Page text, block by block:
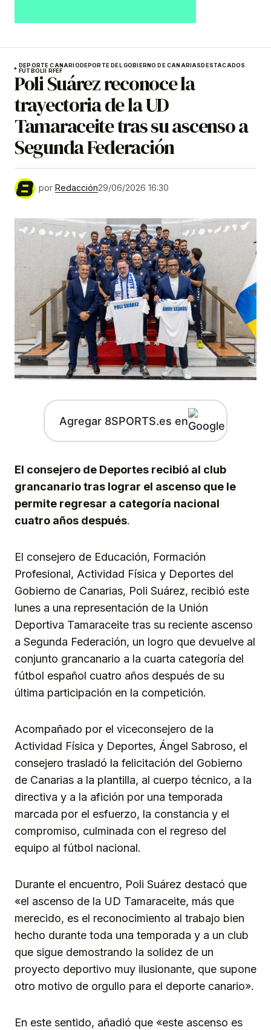
DEPORTE CANARIO DEPORTE DEL GOBIERNO DE CANARIAS DESTACADOS
FÚTBOL II RFEF
Poli Suárez reconoce la
trayectoria de la UD
Tamaraceite tras su ascenso a
Segunda Federación
por Redacción29/06/2026 16:30
Agregar 8SPORTS.es en
El consejero de Deportes recibió al club
grancanario tras lograr el ascenso que le
permite regresar a categoría nacional
cuatro años después.
El consejero de Educación, Formación
Profesional, Actividad Física y Deportes del
Gobierno de Canarias, Poli Suárez, recibió este
lunes a una representación de la Unión
Deportiva Tamaraceite tras su reciente ascenso
a Segunda Federación, un logro que devuelve al
conjunto grancanario a la cuarta categoría del
fútbol español cuatro años después de su
última participación en la competición.
Acompañado por el viceconsejero de la
Actividad Física y Deportes, Ángel Sabroso, el
consejero trasladó la felicitación del Gobierno
de Canarias a la plantilla, al cuerpo técnico, a la
directiva y a la afición por una temporada
marcada por el esfuerzo, la constancia y el
compromiso, culminada con el regreso del
equipo al fútbol nacional.
Durante el encuentro, Poli Suárez destacó que
«el ascenso de la UD Tamaraceite, más que
merecido, es el reconocimiento al trabajo bien
hecho durante toda una temporada y a un club
que sigue demostrando la solidez de un
proyecto deportivo muy ilusionante, que supone
otro motivo de orgullo para el deporte canario».
En este sentido, añadió que «este ascenso es